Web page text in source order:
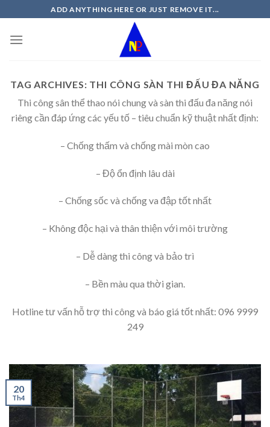
to
content
ADD ANYTHING HERE OR JUST REMOVE IT...
TAG ARCHIVES: THI CÔNG SÀN THI ĐẤU ĐA NĂNG
Thi công sân thể thao nói chung và sàn thi đấu đa năng nói
riêng cần đáp ứng các yếu tố – tiêu chuẩn kỹ thuật nhất định:
– Chống thấm và chống mài mòn cao
– Độ ổn định lâu dài
– Chống sốc và chống va đập tốt nhất
– Không độc hại và thân thiện với môi trường
– Dễ dàng thi công và bảo trì
– Bền màu qua thời gian.
Hotline tư vấn hỗ trợ thi công và báo giá tốt nhất: 096 9999
249
20
Th4